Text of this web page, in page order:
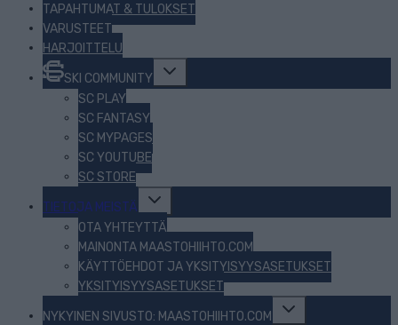
TAPAHTUMAT & TULOKSET
VARUSTEET
HARJOITTELU
SKI COMMUNITY
Toggle
menu
SC PLAY
SC FANTASY
SC MYPAGES
SC YOUTUBE
SC STORE
TIETOJA MEISTÄ
Toggle
menu
OTA YHTEYTTÄ
MAINONTA MAASTOHIIHTO.COM
KÄYTTÖEHDOT JA YKSITYISYYSASETUKSET
YKSITYISYYSASETUKSET
NYKYINEN SIVUSTO: MAASTOHIIHTO.COM
Toggle